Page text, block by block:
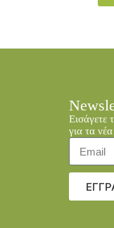
Εισάγετε
για τα